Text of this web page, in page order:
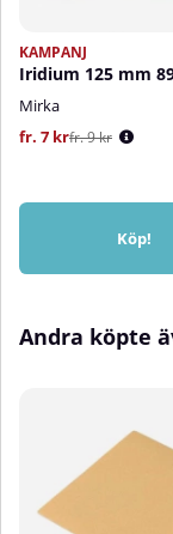
KAMPANJ
Iridium 125 mm
Mirka
fr. 7 krfr. 9 kr
Köp!
Andra köpte